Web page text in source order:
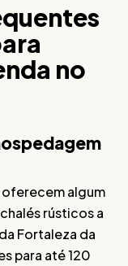
no
oferecem algum
rústicos a
Fortaleza da
para até 120